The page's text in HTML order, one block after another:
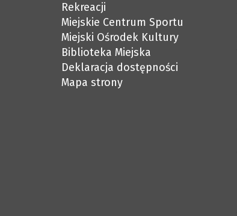
Rekreacji
Miejskie Centrum Sportu
Miejski Ośrodek Kultury
Biblioteka Miejska
Deklaracja dostępności
Mapa strony